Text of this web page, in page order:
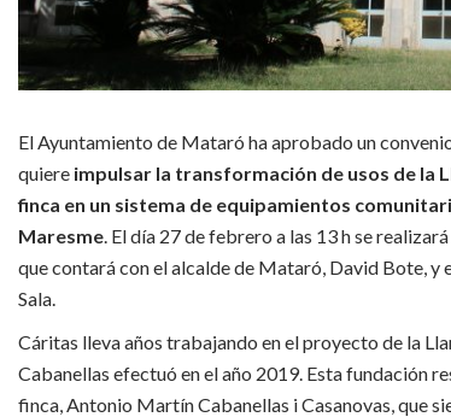
El Ayuntamiento de Mataró ha aprobado un
quiere impulsar la transformación de usos de la
finca en un sistema de equipamientos
Maresme. El día 27 de febrero a las 13 h se
que contará con el alcalde de Mataró, David Bote,
Sala.
Cáritas lleva años trabajando en el proyecto de la
Cabanellas efectuó en el año 2019. Esta fundación
finca, Antonio Martín Cabanellas i Casanovas, que